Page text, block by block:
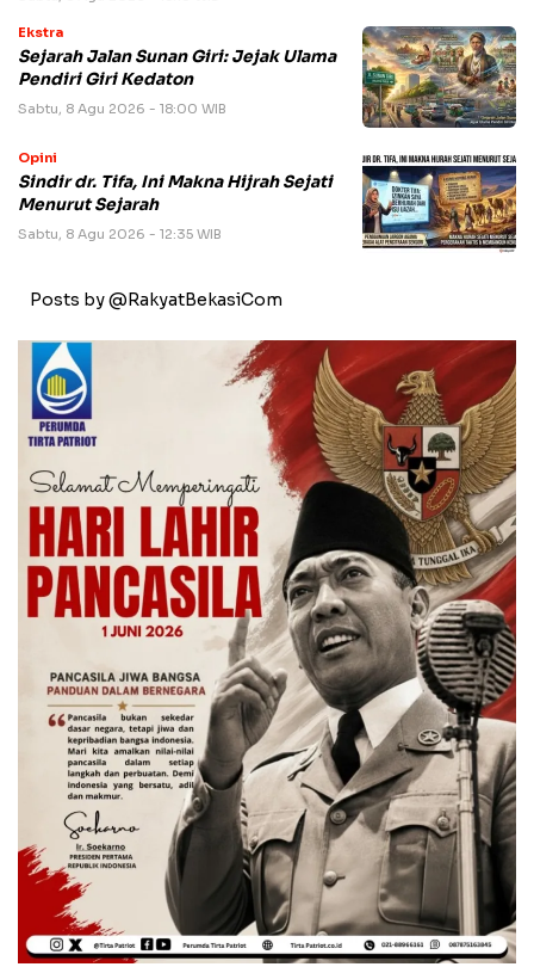
Ekstra
Sejarah Jalan Sunan Giri: Jejak Ulama
Pendiri Giri Kedaton
Sabtu, 8 Agu 2026 - 18:00 WIB
Opini
Sindir dr. Tifa, Ini Makna Hijrah Sejati
Menurut Sejarah
Sabtu, 8 Agu 2026 - 12:35 WIB
Posts by @RakyatBekasiCom